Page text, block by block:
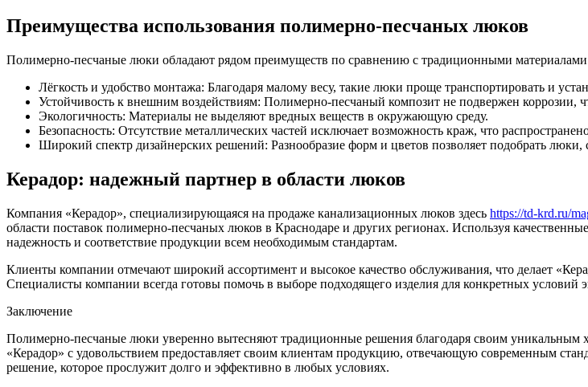
Преимущества использования полимерно-песчаных люков
Полимерно-песчаные люки обладают рядом преимуществ по сравнению с традиционными
Лёгкость и удобство монтажа: Благодаря малому весу, такие люки проще транспортировать и
Устойчивость к внешним воздействиям: Полимерно-песчаный композит не подвержен коррозии,
Экологичность: Материалы не выделяют вредных веществ в окружающую среду.
Безопасность: Отсутствие металлических частей исключает возможность краж, что
Широкий спектр дизайнерских решений: Разнообразие форм и цветов позволяет подобрать
Керадор: надежный партнер в области люков
Компания «Керадор», специализирующаяся на продаже канализационных люков здесь https://td-krd.ru/
области поставок полимерно-песчаных люков в Краснодаре и других регионах. Используя
надежность и соответствие продукции всем необходимым стандартам.
Клиенты компании отмечают широкий ассортимент и высокое качество обслуживания, что делает
Специалисты компании всегда готовы помочь в выборе подходящего изделия для конкретных условий
Заключение
Полимерно-песчаные люки уверенно вытесняют традиционные решения благодаря своим уникальным
«Керадор» с удовольствием предоставляет своим клиентам продукцию, отвечающую современным
решение, которое прослужит долго и эффективно в любых условиях.